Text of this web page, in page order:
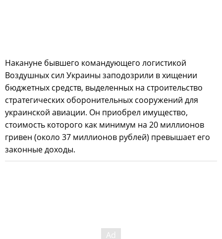
Накануне бывшего командующего логистикой
Воздушных сил Украины заподозрили в хищении
бюджетных средств, выделенных на строительство
стратегических оборонительных сооружений для
украинской авиации. Он приобрел имущество,
стоимость которого как минимум на 20 миллионов
гривен (около 37 миллионов рублей) превышает его
законные доходы.